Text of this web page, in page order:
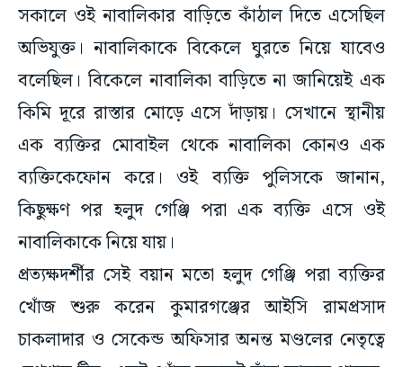
সকালে ওই নাবালিকার বাড়িতে কাঁঠাল দিতে এসেছিল
অভিযুক্ত। নাবালিকাকে বিকেলে ঘুরতে নিয়ে যাবেও
বলেছিল। বিকেলে নাবালিকা বাড়িতে না জানিয়েই এক
কিমি দূরে রাস্তার মোড়ে এসে দাঁড়ায়। সেখানে স্থানীয়
এক ব্যক্তির মোবাইল থেকে নাবালিকা কোনও এক
ব্যক্তিকেফোন করে। ওই ব্যক্তি পুলিসকে জানান,
কিছুক্ষণ পর হলুদ গেঞ্জি পরা এক ব্যক্তি এসে ওই
নাবালিকাকে নিয়ে যায়।
প্রত্যক্ষদর্শীর সেই বয়ান মতো হলুদ গেঞ্জি পরা ব্যক্তির
খোঁজ শুরু করেন কুমারগঞ্জের আইসি রামপ্রসাদ
চাকলাদার ও সেকেন্ড অফিসার অনন্ত মণ্ডলের নেতৃত্বে